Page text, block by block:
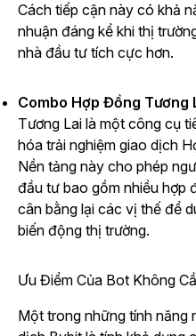
Cách tiếp cận này có khả
nhuận đáng kể khi thị
nhà đầu tư tích cực hơn.
Combo Hợp Đồng Tương
Tương Lai là một công cụ
hóa trải nghiệm giao dịch
Nền tảng này cho phép
đầu tư bao gồm nhiều hợp
cân bằng lại các vị thế để
biến động thị trường.
Ưu Điểm Của Bot Không
Một trong những tính năng